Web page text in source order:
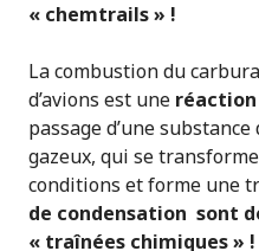
« chemtrails » !
La combustion du
d’avions est une
passage d’une
gazeux, qui se
conditions et forme une
de condensation sont
« traînées chimiques » !